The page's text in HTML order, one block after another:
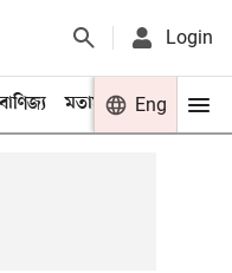
Login
মতামত খেলা
Eng